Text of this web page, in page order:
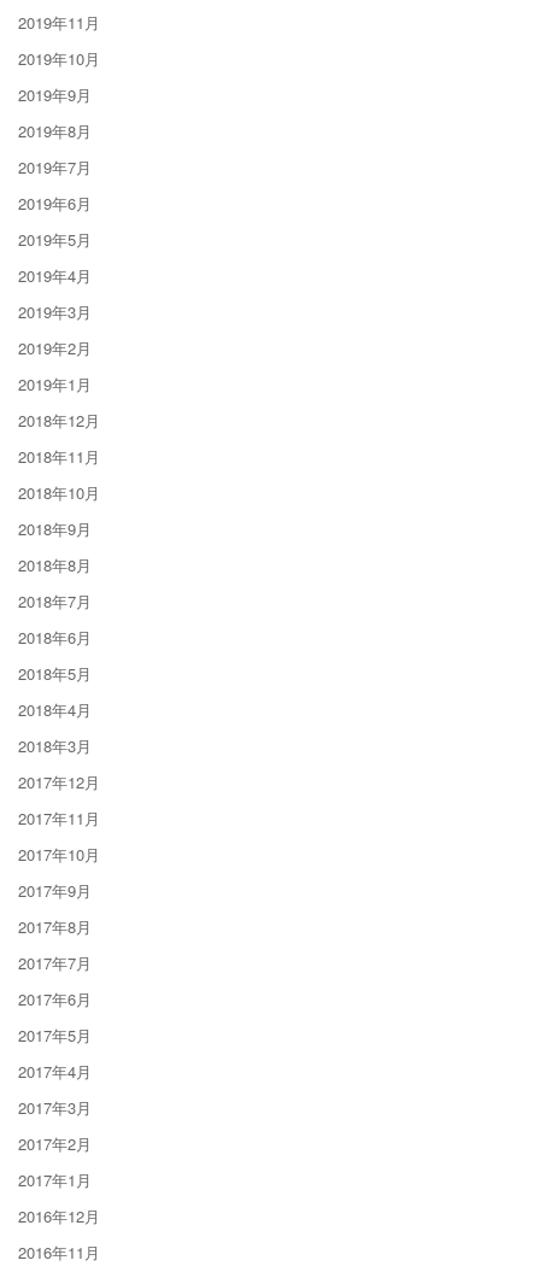
2019年11月
2019年10月
2019年9月
2019年8月
2019年7月
2019年6月
2019年5月
2019年4月
2019年3月
2019年2月
2019年1月
2018年12月
2018年11月
2018年10月
2018年9月
2018年8月
2018年7月
2018年6月
2018年5月
2018年4月
2018年3月
2017年12月
2017年11月
2017年10月
2017年9月
2017年8月
2017年7月
2017年6月
2017年5月
2017年4月
2017年3月
2017年2月
2017年1月
2016年12月
2016年11月